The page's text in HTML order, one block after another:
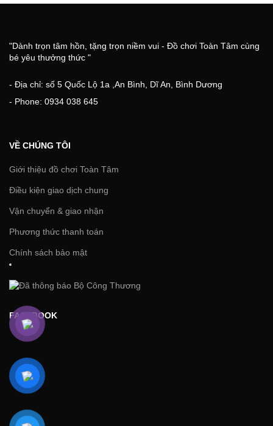
"Dành trọn tâm hồn, tặng trọn niềm vui - Đồ chơi Toàn Tâm cùng
bé yêu thưởng thức "
- Địa chỉ: số 5 Quốc Lộ 1a ,An Bình, Dĩ An, Bình Dương
- Phone: 0934 038 645
VỀ CHÚNG TÔI
Giới thiệu đồ chơi Toàn Tâm
Điều kiện giao dịch chung
Vận chuyển & giao nhận
Phương thức thanh toán
Chính sách bảo mật
FACEBOOK